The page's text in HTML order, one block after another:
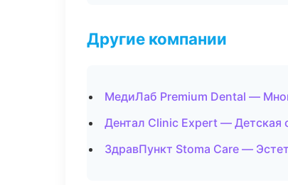
Другие компании
МедиЛаб Premium Dental —
Дентал Clinic Expert — Детская
ЗдравПункт Stoma Care —